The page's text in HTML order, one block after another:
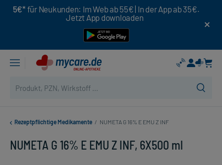
5€* für Neukunden: Im Web ab 55€ | In der App ab 35€.
Jetzt App downloaden
Rezeptpflichtige Medikamente / NUMETA G 16% E EMU Z INF
NUMETA G 16% E EMU Z INF, 6X500 ml